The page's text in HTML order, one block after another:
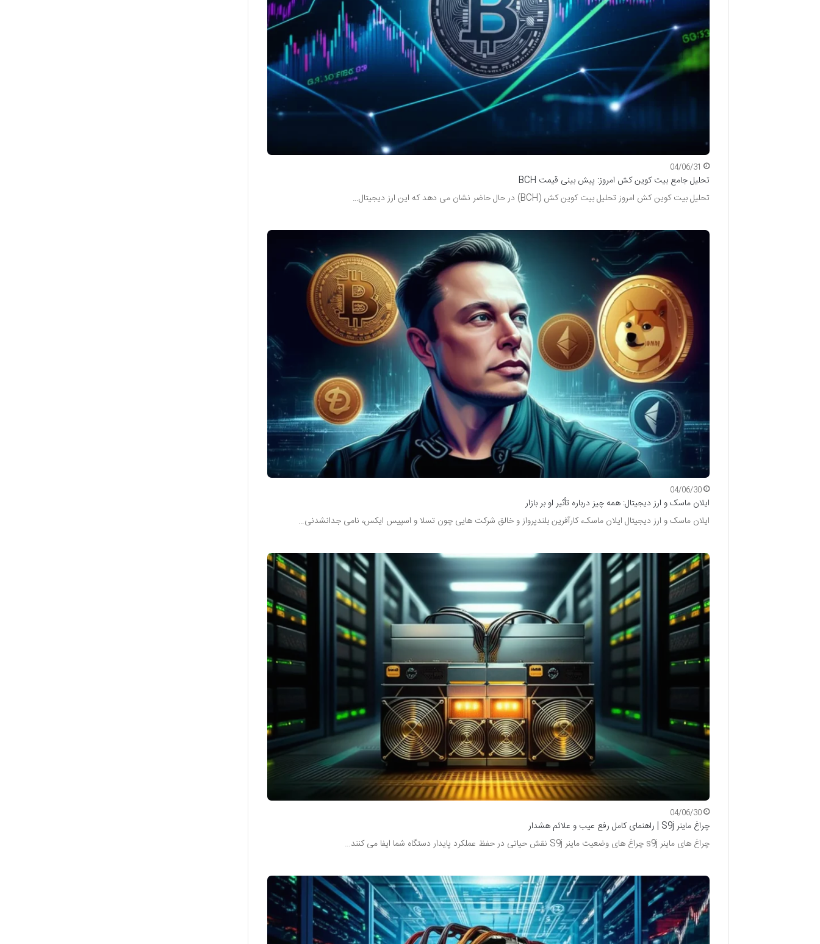
04/06/31
تحلیل جامع بیت کوین کش امروز: پیش بینی قیمت BCH
تحلیل بیت کوین کش امروز تحلیل بیت کوین کش (BCH) در حال حاضر نشان می دهد که این ارز دیجیتال…
04/06/30
ایلان ماسک و ارز دیجیتال: همه چیز درباره تأثیر او بر بازار
ایلان ماسک و ارز دیجیتال ایلان ماسک، کارآفرین بلندپرواز و خالق شرکت هایی چون تسلا و اسپیس ایکس، نامی جدانشدنی…
04/06/30
چراغ ماینر S9j | راهنمای کامل رفع عیب و علائم هشدار
چراغ های ماینر s9j چراغ های وضعیت ماینر S9j نقش حیاتی در حفظ عملکرد پایدار دستگاه شما ایفا می کنند…